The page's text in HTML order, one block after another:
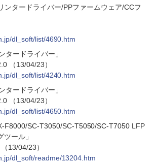
ンタードライバー/PPファームウェア/CCフ
dl_soft/list/4690.htm
タードライバー」
（13/04/23）
dl_soft/list/4240.htm
タードライバー」
（13/04/23）
dl_soft/list/4650.htm
F8000/SC-T3050/SC-T5050/SC-T7050 LFP
ール」
13/04/23）
dl_soft/readme/13204.htm